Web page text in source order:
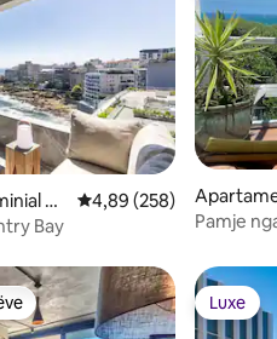
në
Vlerësimi mesatar 4,89
4,89 (258)
Bay
Hout Bay
Pamje
të klientëve Luxe
Luxe